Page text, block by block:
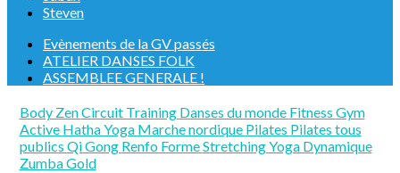
Steven
Evènements de la GV passés
ATELIER DANSES FOLK
ASSEMBLEE GENERALE !
Body ZenCircuit Training Danses du monde Fitness Gym
Active Hatha Yoga Marche nordique Pilates Pilates tous
publics Qi Gong Renfo FormeStretchingYoga Dynamique
Zumba Gold